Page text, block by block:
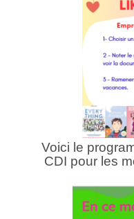
Voici le
CDI pour les